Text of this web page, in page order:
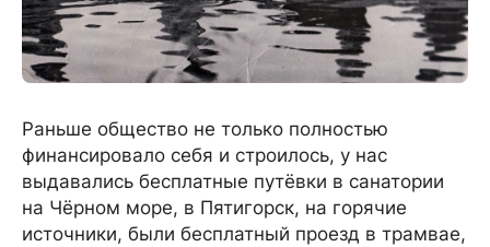
Раньше общество не только полностью
финансировало себя и строилось, у нас
выдавались бесплатные путёвки в санатории
на Чёрном море, в Пятигорск, на горячие
источники, были бесплатный проезд в трамвае,